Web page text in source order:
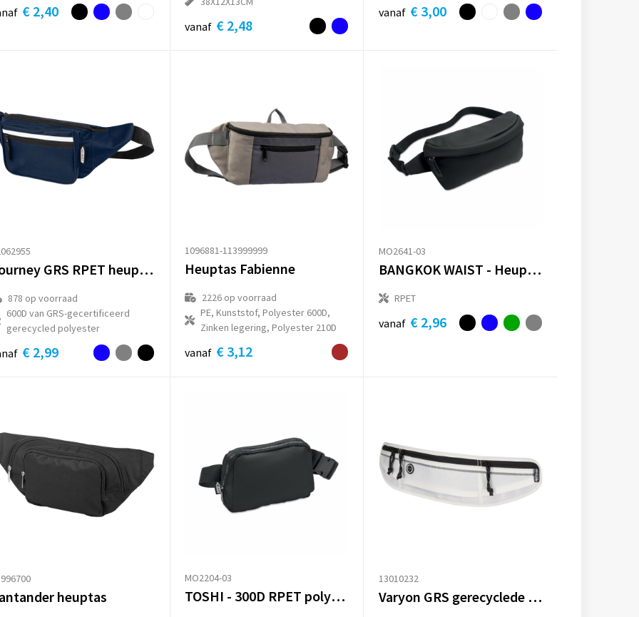
€ 2,40
vanaf € 2,48
vanaf € 3,00
Journey GRS RPET heuptas
878 op voorraad
600D van GRS-gecertificeerd
gerecycled polyester
€ 2,99
1096881-113999999
Heuptas Fabienne
2226op voorraad
PE, Kunststof, Polyester 600D,
Zinken legering, Polyester 210D
vanaf € 3,12
MO2641-03
BANGKOK WAIST - Heuptasje van 600D RPET
RPET
vanaf € 2,96
heuptas
MO2204-03
TOSHI - 300D RPET polyester heuptas
13010232
Varyon GRS gerecyclede hardloopheuptas